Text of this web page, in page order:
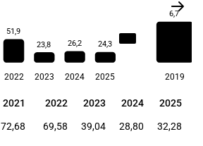
51,9
23,8
26,2 24,3
2022 2023 2024 2025
6,7
2019
2021 2022 2023 2024 2025
2021 2022 2023 2024 2025
72,68 69,58 39,04 28,80 32,28